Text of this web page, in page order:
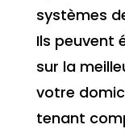
systèmes
Ils peuvent
sur la
votre
tenant